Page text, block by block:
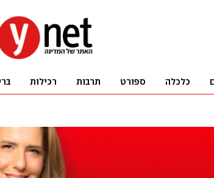
כלכלה ספורט תרבות רכילות